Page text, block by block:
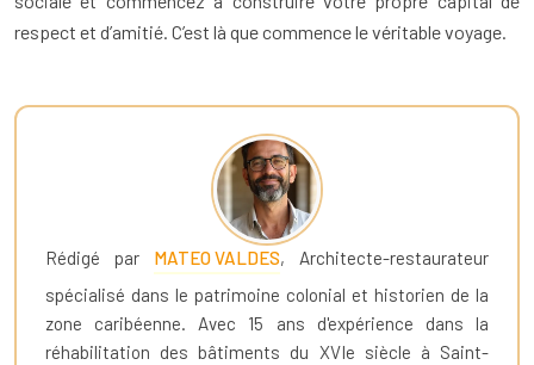
respect et d’amitié. C’est là que commence le véritable voyage.
Rédigé par MATEO VALDES, Architecte-restaurateur
spécialisé dans le patrimoine colonial et historien de la
zone caribéenne. Avec 15 ans d'expérience dans la
réhabilitation des bâtiments du XVIe siècle à Saint-